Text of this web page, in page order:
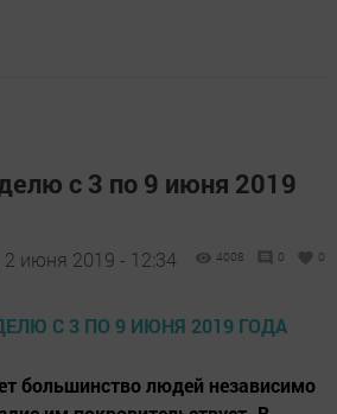
с 3 по 9 июня 2019
2 июня 2019 - 12:34 4008 0 0
большинство людей независимо